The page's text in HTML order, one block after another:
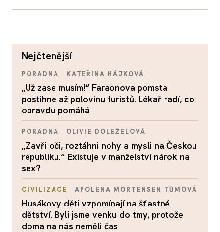
nejčtenější
PORADNA KATEŘINA HÁJKOVÁ
„Už zase musím!“ Faraonova pomsta
postihne až polovinu turistů. Lékař radí, co
opravdu pomáhá
PORADNA OLIVIE DOLEŽELOVÁ
„Zavři oči, roztáhni nohy a mysli na Českou
republiku.“ Existuje v manželství nárok na
sex?
CIVILIZACE APOLENA MORTENSEN TŮMOVÁ
Husákovy děti vzpomínají na šťastné
dětství. Byli jsme venku do tmy, protože
doma na nás neměli čas